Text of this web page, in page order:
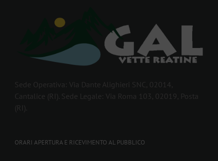
Sede Operativa: Via Dante Alighieri SNC, 02014,
Cantalice (RI). Sede Legale: Via Roma 103, 02019, Posta
(RI).
ORARI APERTURA E RICEVIMENTO AL PUBBLICO